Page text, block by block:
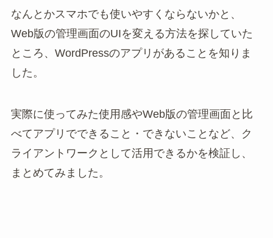
なんとかスマホでも使いやすくならないかと、
Web版の管理画面のUIを変える方法を探していた
ところ、WordPressのアプリがあることを知りま
した。
実際に使ってみた使用感やWeb版の管理画面と比
べてアプリでできること・できないことなど、ク
ライアントワークとして活用できるかを検証し、
まとめてみました。